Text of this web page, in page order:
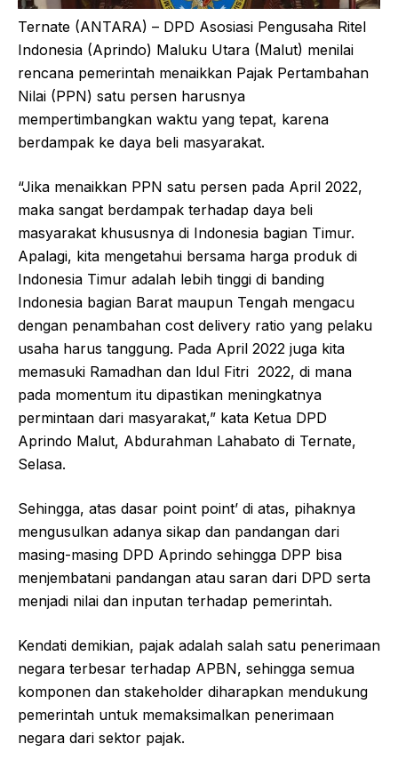
Ternate (ANTARA) – DPD Asosiasi Pengusaha Ritel
Indonesia (Aprindo) Maluku Utara (Malut) menilai
rencana pemerintah menaikkan Pajak Pertambahan
Nilai (PPN) satu persen harusnya
mempertimbangkan waktu yang tepat, karena
berdampak ke daya beli masyarakat.
“Jika menaikkan PPN satu persen pada April 2022,
maka sangat berdampak terhadap daya beli
masyarakat khususnya di Indonesia bagian Timur.
Apalagi, kita mengetahui bersama harga produk di
Indonesia Timur adalah lebih tinggi di banding
Indonesia bagian Barat maupun Tengah mengacu
dengan penambahan cost delivery ratio yang pelaku
usaha harus tanggung. Pada April 2022 juga kita
memasuki Ramadhan dan ldul Fitri 2022, di mana
pada momentum itu dipastikan meningkatnya
permintaan dari masyarakat,” kata Ketua DPD
Aprindo Malut, Abdurahman Lahabato di Ternate,
Selasa.
Sehingga, atas dasar point point’ di atas, pihaknya
mengusulkan adanya sikap dan pandangan dari
masing-masing DPD Aprindo sehingga DPP bisa
menjembatani pandangan atau saran dari DPD serta
menjadi nilai dan inputan terhadap pemerintah.
Kendati demikian, pajak adalah salah satu penerimaan
negara terbesar terhadap APBN, sehingga semua
komponen dan stakeholder diharapkan mendukung
pemerintah untuk memaksimalkan penerimaan
negara dari sektor pajak.